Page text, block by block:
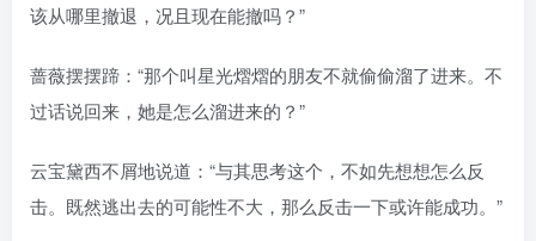
该从哪里撤退，况且现在能撤吗？”
蔷薇摆摆蹄：“那个叫星光熠熠的朋友不就偷偷溜了进来。不
过话说回来，她是怎么溜进来的？”
云宝黛西不屑地说道：“与其思考这个，不如先想想怎么反
击。既然逃出去的可能性不大，那么反击一下或许能成功。”